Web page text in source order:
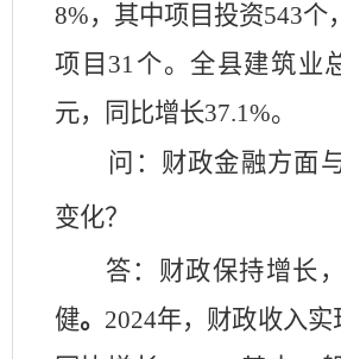
8%，其中项目投资543个
项目31个。全县建筑业
元，同比增长37.1%。
问：财政金融方面与
变化？
答： 财政保持增长
健。 2024年，财政收入实